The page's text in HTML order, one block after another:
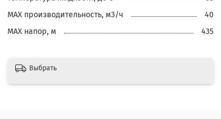
MAX производительность, м3/ч
40
MAX напор, м
435
Выбрать